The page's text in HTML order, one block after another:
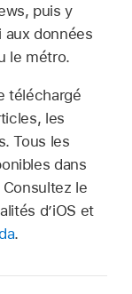
puis y
aux données
le métro.
téléchargé
les
Tous les
dans
le
d’iOS et
.